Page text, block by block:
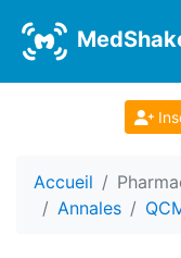
Accueil
Annales